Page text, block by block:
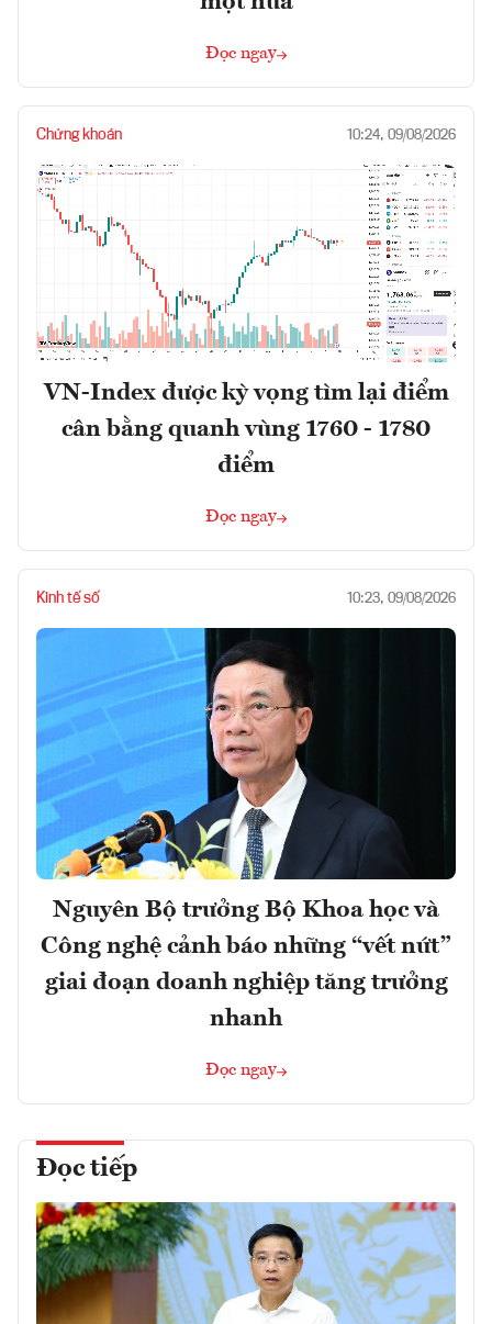
Đọc ngay
Chứng khoán 10:24, 09/08/2026
VN-Index được kỳ vọng tìm lại điểm
cân bằng quanh vùng 1760 - 1780
điểm
Đọc ngay
Kinh tế số 10:23, 09/08/2026
Nguyên Bộ trưởng Bộ Khoa học và
Công nghệ cảnh báo những “vết nứt”
giai đoạn doanh nghiệp tăng trưởng
nhanh
Đọc ngay
Đọc tiếp